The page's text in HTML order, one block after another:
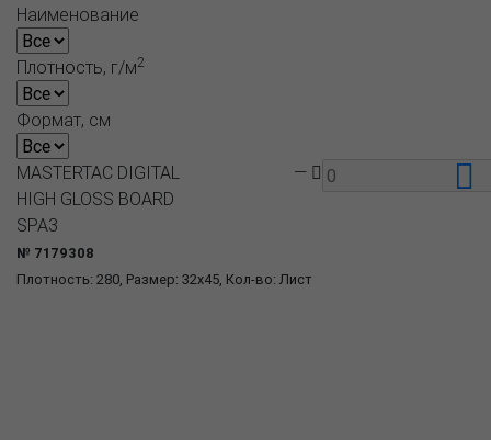
Наименование
Плотность, г/м2
Формат, см
Плотность: 280, Размер: 32x45, Кол-во: Лист
MASTERTAC DIGITAL
HIGH GLOSS BOARD
SPA3
№ 7179308
—